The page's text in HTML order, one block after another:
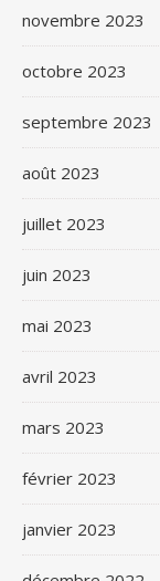
novembre 2023
octobre 2023
septembre 2023
août 2023
juillet 2023
juin 2023
mai 2023
avril 2023
mars 2023
février 2023
janvier 2023